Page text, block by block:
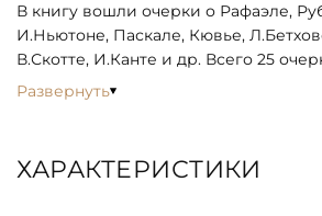
В книгу вошли очерки о Рафаэле,
И.Ньютоне, Паскале, Кювье,
В.Скотте, И.Канте и др. Всего 25
Развернуть
ХАРАКТЕРИСТИКИ